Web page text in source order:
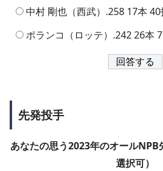
中村 剛也（西武）.258 17本 40
ポランコ（ロッテ）.242 26本
先発投手
あなたの思う2023年のオール
選択可）